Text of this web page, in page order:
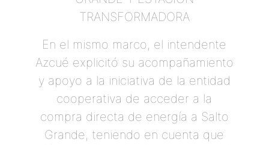
TRANSFORMADORA
En el mismo marco, el intendente
Azcué explicitó su acompañamiento
y apoyo a la iniciativa de la entidad
cooperativa de acceder a la
compra directa de energía a Salto
Grande, teniendo en cuenta que